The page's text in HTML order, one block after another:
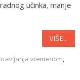
učinka, manje
VIŠE...
vremenom,